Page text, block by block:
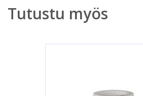
Tutustu myös